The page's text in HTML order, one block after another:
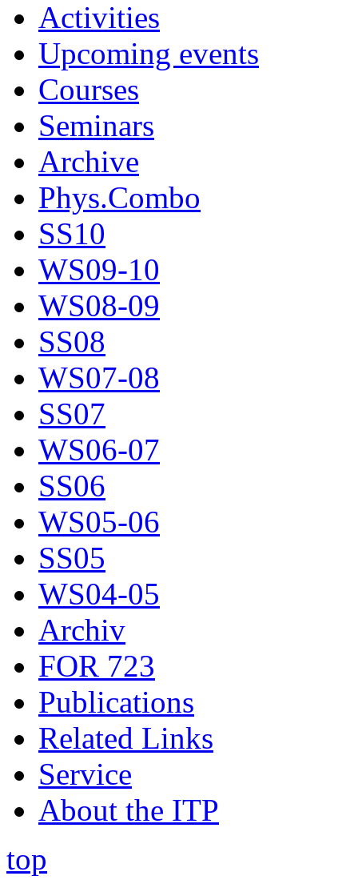
Activities
Upcoming events
Courses
Seminars
Archive
Phys.Combo
SS10
WS09-10
WS08-09
SS08
WS07-08
SS07
WS06-07
SS06
WS05-06
SS05
WS04-05
Archiv
FOR 723
Publications
Related Links
Service
About the ITP
top